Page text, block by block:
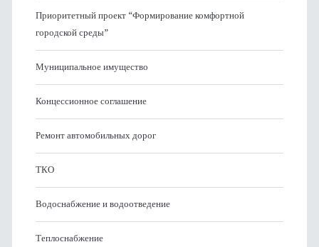
Приоритетный проект “Формирование комфортной
городской среды”
Муниципальное имущество
Концессионное соглашение
Ремонт автомобильных дорог
ТКО
Водоснабжение и водоотведение
Теплоснабжение